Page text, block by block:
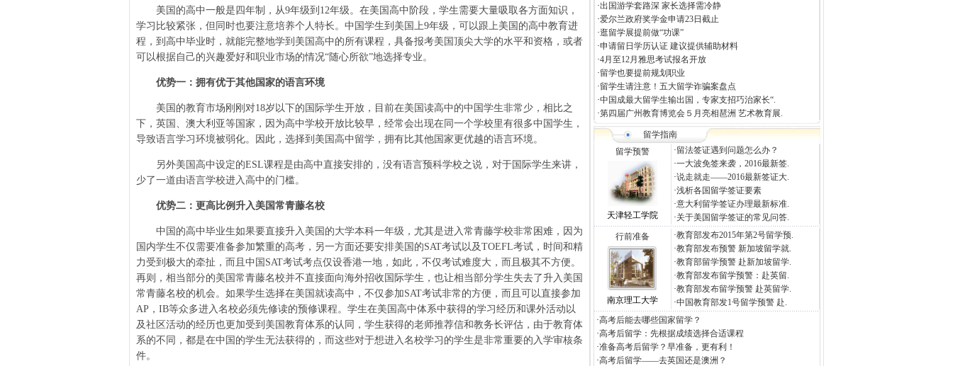
美国的高中一般是四年制，从9年级到12年级。在美国高中阶段，学生需要大量吸取各方面知识，
学习比较紧张，但同时也要注意培养个人特长。中国学生到美国上9年级，可以跟上美国的高中教育进
程，到高中毕业时，就能完整地学到美国高中的所有课程，具备报考美国顶尖大学的水平和资格，或者
可以根据自己的兴趣爱好和职业市场的情况“随心所欲”地选择专业。
优势一：拥有优于其他国家的语言环境
美国的教育市场刚刚对18岁以下的国际学生开放，目前在美国读高中的中国学生非常少，相比之
下，英国、澳大利亚等国家，因为高中学校开放比较早，经常会出现在同一个学校里有很多中国学生，
导致语言学习环境被弱化。因此，选择到美国高中留学，拥有比其他国家更优越的语言环境。
另外美国高中设定的ESL课程是由高中直接安排的，没有语言预科学校之说，对于国际学生来讲，
少了一道由语言学校进入高中的门槛。
优势二：更高比例升入美国常青藤名校
中国的高中毕业生如果要直接升入美国的大学本科一年级，尤其是进入常青藤学校非常困难，因为
国内学生不仅需要准备参加繁重的高考，另一方面还要安排美国的SAT考试以及TOEFL考试，时间和精
力受到极大的牵扯，而且中国SAT考试考点仅设香港一地，如此，不仅考试难度大，而且极其不方便。
再则，相当部分的美国常青藤名校并不直接面向海外招收国际学生，也让相当部分学生失去了升入美国
常青藤名校的机会。如果学生选择在美国就读高中，不仅参加SAT考试非常的方便，而且可以直接参加
AP，IB等众多进入名校必须先修读的预修课程。学生在美国高中体系中获得的学习经历和课外活动以
及社区活动的经历也更加受到美国教育体系的认同，学生获得的老师推荐信和教务长评估，由于教育体
系的不同，都是在中国的学生无法获得的，而这些对于想进入名校学习的学生是非常重要的入学审核条
件。
·出国游学套路深 家长选择需冷静
·爱尔兰政府奖学金申请23日截止
·逛留学展提前做“功课”
·申请留日学历认证 建议提供辅助材料
·4月至12月雅思考试报名开放
·留学也要提前规划职业
·留学生请注意！五大留学诈骗案盘点
·中国成最大留学生输出国，专家支招巧治家长“.
·第四届广州教育博览会５月亮相琶洲 艺术教育展.
留学指南
留学预警
天津轻工学院
·留法签证遇到问题怎么办？
·一大波免签来袭，2016最新签.
·说走就走——2016最新签证大.
·浅析各国留学签证要素
·意大利留学签证办理最新标准.
·关于美国留学签证的常见问答.
行前准备
南京理工大学
·教育部发布2015年第2号留学预.
·教育部发布预警 新加坡留学就.
·教育部留学预警 赴新加坡留学.
·教育部发布留学预警：赴英留.
·教育部发布留学预警 赴英留学.
·中国教育部发1号留学预警 赴.
·高考后能去哪些国家留学？
·高考后留学：先根据成绩选择合适课程
·准备高考后留学？早准备，更有利！
·高考后留学——去英国还是澳洲？